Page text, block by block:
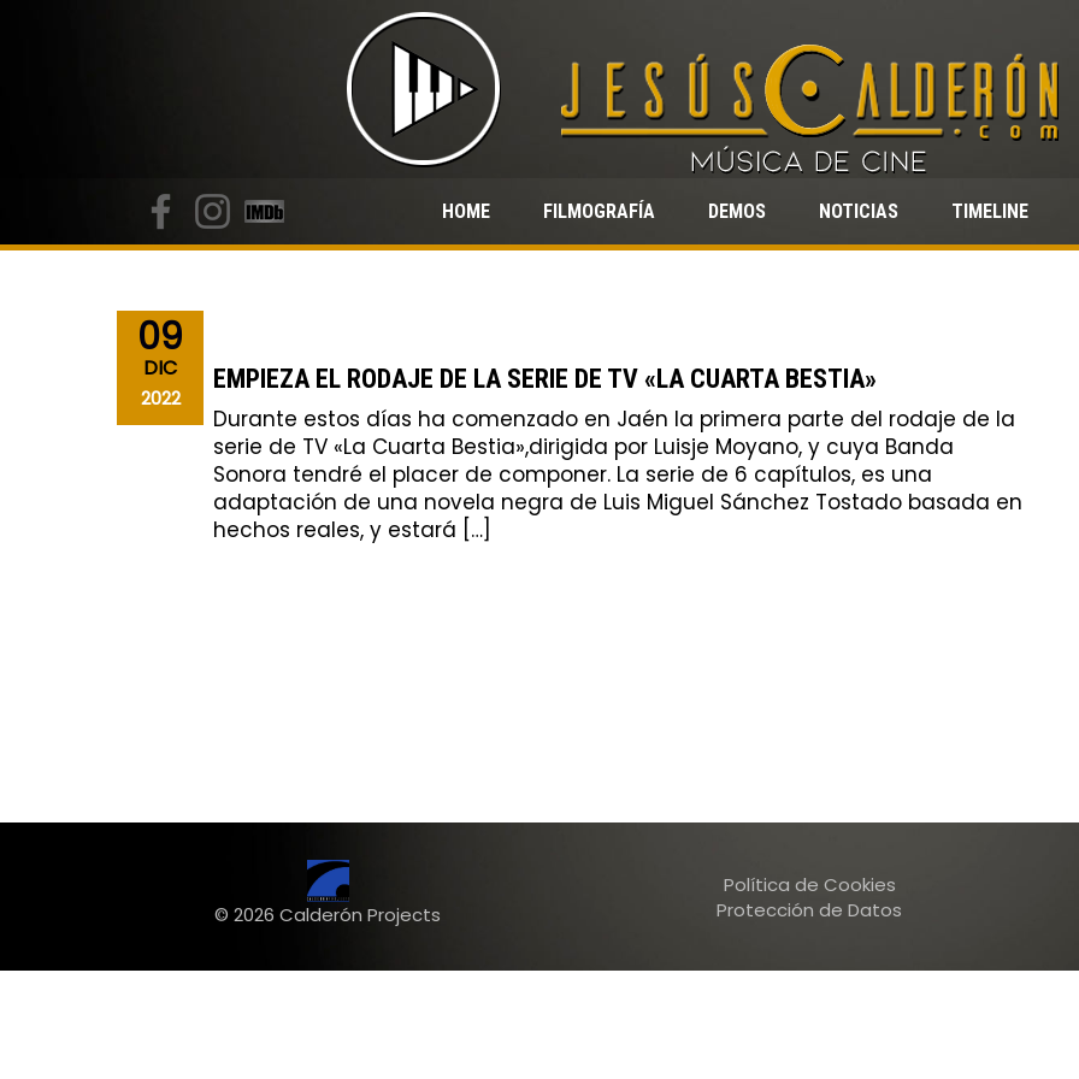
HOME FILMOGRAFÍA DEMOS NOTICIAS TIMELINE
09
DIC
2022
EMPIEZA EL RODAJE DE LA SERIE DE TV «LA CUARTA BESTIA»
Durante estos días ha comenzado en Jaén la primera parte del rodaje de la
serie de TV «La Cuarta Bestia»,dirigida por Luisje Moyano, y cuya Banda
Sonora tendré el placer de componer. La serie de 6 capítulos, es una
adaptación de una novela negra de Luis Miguel Sánchez Tostado basada en
hechos reales, y estará […]
© 2026 Calderón Projects
Política de Cookies
Protección de Datos